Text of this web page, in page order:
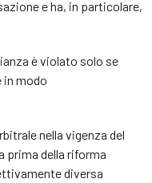
e ha, in particolare,
è violato solo se
modo
nella vigenza del
prima della riforma
diversa